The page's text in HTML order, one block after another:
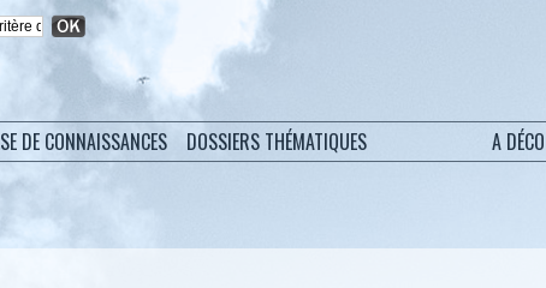
DE CONNAISSANCES DOSSIERS THÉMATIQUES A